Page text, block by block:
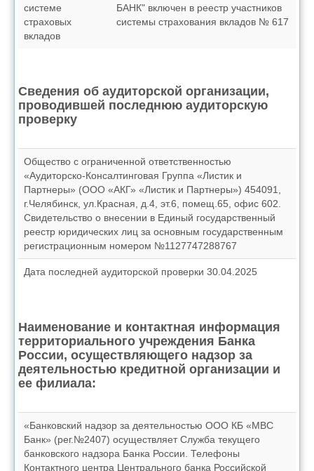
системе
страховых
вкладов
БАНК" включен в реестр участников
системы страхования вкладов № 617
Сведения об аудиторской организации,
проводившей последнюю аудиторскую
проверку
Общество с ограниченной ответственностью
«Аудиторско-Консалтинговая Группа «Листик и
Партнеры» (ООО «АКГ» «Листик и Партнеры») 454091,
г.Челябинск, ул.Красная, д.4, эт.6, помещ.65, офис 602.
Свидетельство о внесении в Единый государственный
реестр юридических лиц за основным государственным
регистрационным номером №1127747288767
Дата последней аудиторской проверки 30.04.2025
Наименование и контактная информация
территориального учреждения Банка
России, осуществляющего надзор за
деятельностью кредитной организации и
ее филиала:
«Банковский надзор за деятельностью ООО КБ «МВС
Банк» (рег.№2407) осуществляет Служба текущего
банковского надзора Банка России. Телефоны
Контактного центра Центрального банка Российской